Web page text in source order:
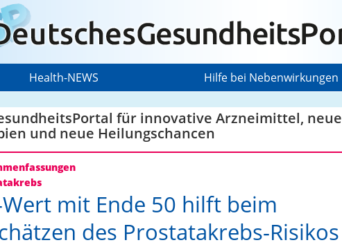
Health-NEWS Hilfe bei Nebenwirkungen
für innovative Arzneimittel, neue
und neue Heilungschancen
Wert mit Ende 50 hilft beim
des Prostatakrebs-Risikos